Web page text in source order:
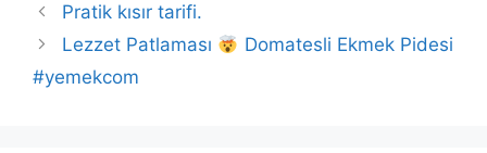
Pratik kısır tarifi.
Lezzet Patlaması
Domatesli Ekmek Pidesi
#yemekcom